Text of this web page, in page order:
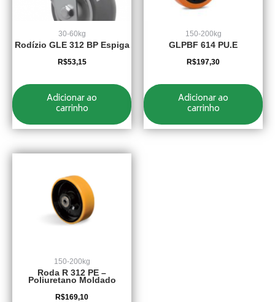
30-60kg
Rodízio GLE 312 BP Espiga
R$53,15
Adicionar ao
carrinho
150-200kg
GLPBF 614 PU.E
R$197,30
Adicionar ao
carrinho
150-200kg
Roda R 312 PE –
Poliuretano Moldado
R$169,10